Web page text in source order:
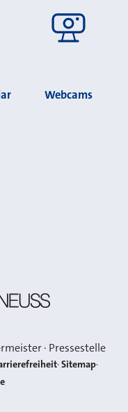
Webcams
· Pressestelle
Sitemap